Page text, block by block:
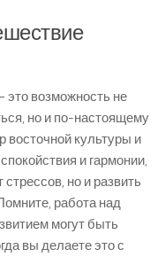
возможность не
но и по-настоящему
восточной культуры и
и гармонии,
но и развить
работа над
могут быть
вы делаете это с